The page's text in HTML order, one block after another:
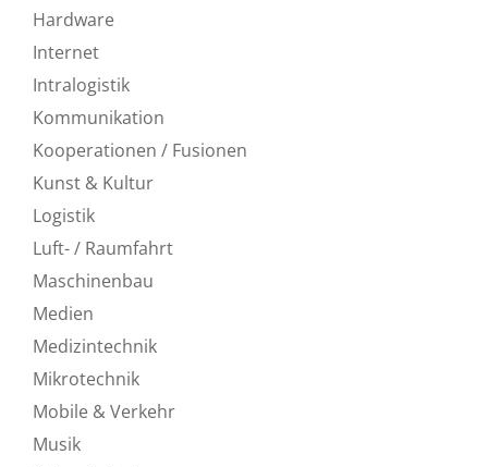
Hardware
Internet
Intralogistik
Kommunikation
Kooperationen / Fusionen
Kunst & Kultur
Logistik
Luft- / Raumfahrt
Maschinenbau
Medien
Medizintechnik
Mikrotechnik
Mobile & Verkehr
Musik